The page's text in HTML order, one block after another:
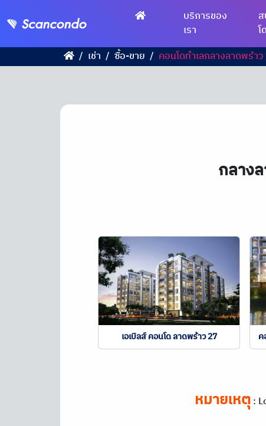
บริการของ
เรา
โด
เช่า ซื้อ-ขาย คอนโดทำเลกลางลาดพร้า
กลาง
เอเบิลส์ คอนโด ลาดพร้าว 27 ค
หมายเหตุ: